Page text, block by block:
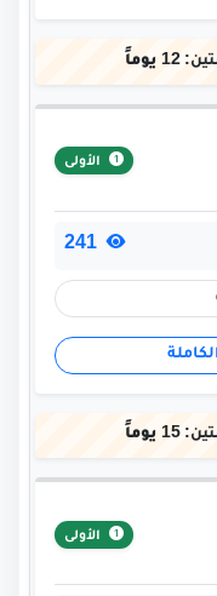
12 يوماً
الأولى
15 يوماً
الأولى